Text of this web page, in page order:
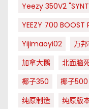
Yeezy 350V2
YEEZY 700 BOOST
Yijimaoyi02
万
加拿大鹅
北面脑
椰子350
椰子500
纯原制造
纯原版